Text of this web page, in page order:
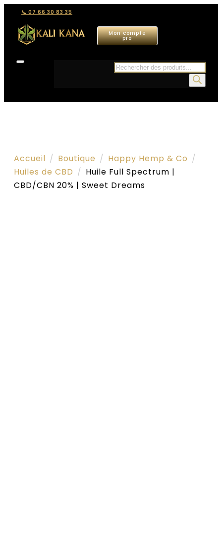
📞 07 66 30 83 35
Mon compte
pro
Recherche
Accueil Boutique
Happy Hemp & Co
Huiles de CBD
Huile Full Spectrum |
CBD/CBN 20% | Sweet Dreams